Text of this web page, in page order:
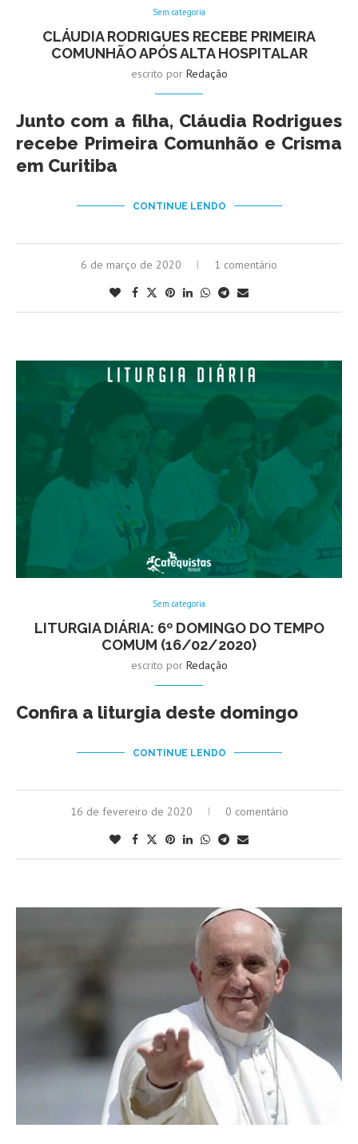
Sem categoria
CLÁUDIA RODRIGUES RECEBE PRIMEIRA
COMUNHÃO APÓS ALTA HOSPITALAR
escrito por Redação
Junto com a filha, Cláudia Rodrigues
recebe Primeira Comunhão e Crisma
em Curitiba
CONTINUE LENDO
6 de março de 2020 1 comentário
Sem categoria
LITURGIA DIÁRIA: 6º DOMINGO DO TEMPO
COMUM (16/02/2020)
escrito por Redação
Confira a liturgia deste domingo
CONTINUE LENDO
16 de fevereiro de 2020 0 comentário